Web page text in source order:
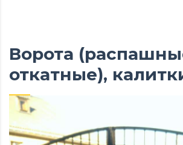
Ворота
откатные),